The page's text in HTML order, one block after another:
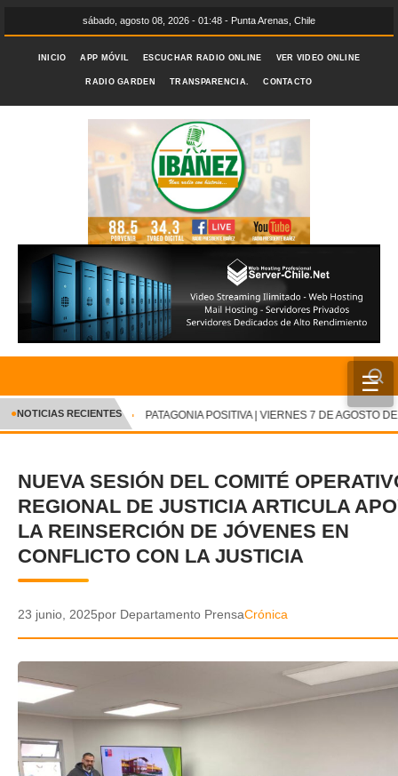
sábado, agosto 08, 2026 - 01:48 - Punta Arenas, Chile
INICIO APP MÓVIL ESCUCHAR RADIO ONLINE VER VIDEO ONLINE
RADIO GARDEN TRANSPARENCIA. CONTACTO
☰
INICIO
CRÓNICA
DEPORTES
ENTRETENIMIENTO Y CULTURA
POLICIAL
GALERIA DE FOTOS
APP MÓVIL
✕
NOTICIAS RECIENTES PATAGONIA POSITIVA | VIERNES 7 DE AGOSTO
NUEVA SESIÓN DEL COMITÉ
REGIONAL DE JUSTICIA ARTICULA
LA REINSERCIÓN DE JÓVENES EN
CONFLICTO CON LA JUSTICIA
23 junio, 2025por Departamento PrensaCrónica